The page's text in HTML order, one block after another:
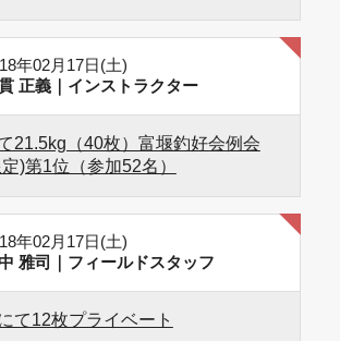
年02月17日(土)
正義｜インストラクター
21.5kg（40枚）富堰釣好会例会
)第1位（参加52名）
年02月17日(土)
雅司｜フィールドスタッフ
て12枚プライベート